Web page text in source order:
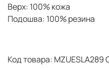
Верх: 100% кожа
Подошва: 100% резина
Код товара: MZUESLA289